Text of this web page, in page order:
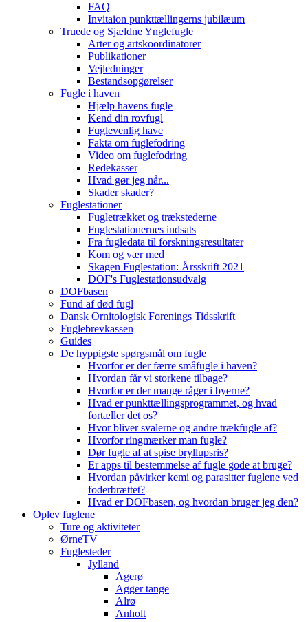
FAQ
Invitaion punkttællingerns jubilæum
Truede og Sjældne Ynglefugle
Arter og artskoordinatorer
Publikationer
Vejledninger
Bestandsopgørelser
Fugle i haven
Hjælp havens fugle
Kend din rovfugl
Fuglevenlig have
Fakta om fuglefodring
Video om fuglefodring
Redekasser
Hvad gør jeg når...
Skader skader?
Fuglestationer
Fugletrækket og trækstederne
Fuglestationernes indsats
Fra fugledata til forskningsresultater
Kom og vær med
Skagen Fuglestation: Årsskrift 2021
DOF's Fuglestationsudvalg
DOFbasen
Fund af død fugl
Dansk Ornitologisk Forenings Tidsskrift
Fuglebrevkassen
Guides
De hyppigste spørgsmål om fugle
Hvorfor er der færre småfugle i haven?
Hvordan får vi storkene tilbage?
Hvorfor er der mange råger i byerne?
Hvad er punkttællingsprogrammet, og hvad
fortæller det os?
Hvor bliver svalerne og andre trækfugle af?
Hvorfor ringmærker man fugle?
Dør fugle af at spise bryllupsris?
Er apps til bestemmelse af fugle gode at bruge?
Hvordan påvirker kemi og parasitter fuglene ved
foderbrættet?
Hvad er DOFbasen, og hvordan bruger jeg den?
Oplev fuglene
Ture og aktiviteter
ØrneTV
Fuglesteder
Jylland
Agerø
Agger tange
Alrø
Anholt